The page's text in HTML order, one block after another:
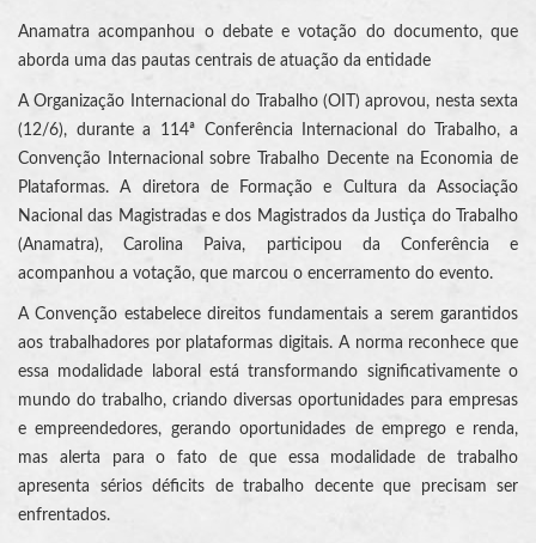
Anamatra acompanhou o debate e votação do documento, que
aborda uma das pautas centrais de atuação da entidade
A Organização Internacional do Trabalho (OIT) aprovou, nesta sexta
(12/6), durante a 114ª Conferência Internacional do Trabalho, a
Convenção Internacional sobre Trabalho Decente na Economia de
Plataformas. A diretora de Formação e Cultura da Associação
Nacional das Magistradas e dos Magistrados da Justiça do Trabalho
(Anamatra), Carolina Paiva, participou da Conferência e
acompanhou a votação, que marcou o encerramento do evento.
A Convenção estabelece direitos fundamentais a serem garantidos
aos trabalhadores por plataformas digitais. A norma reconhece que
essa modalidade laboral está transformando significativamente o
mundo do trabalho, criando diversas oportunidades para empresas
e empreendedores, gerando oportunidades de emprego e renda,
mas alerta para o fato de que essa modalidade de trabalho
apresenta sérios déficits de trabalho decente que precisam ser
enfrentados.